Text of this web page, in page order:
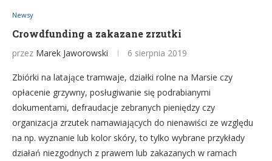
Newsy
Crowdfunding a zakazane zrzutki
przez Marek Jaworowski 6 sierpnia 2019
Zbiórki na latające tramwaje, działki rolne na Marsie czy
opłacenie grzywny, posługiwanie się podrabianymi
dokumentami, defraudacje zebranych pieniędzy czy
organizacja zrzutek namawiających do nienawiści ze względu
na np. wyznanie lub kolor skóry, to tylko wybrane przykłady
działań niezgodnych z prawem lub zakazanych w ramach